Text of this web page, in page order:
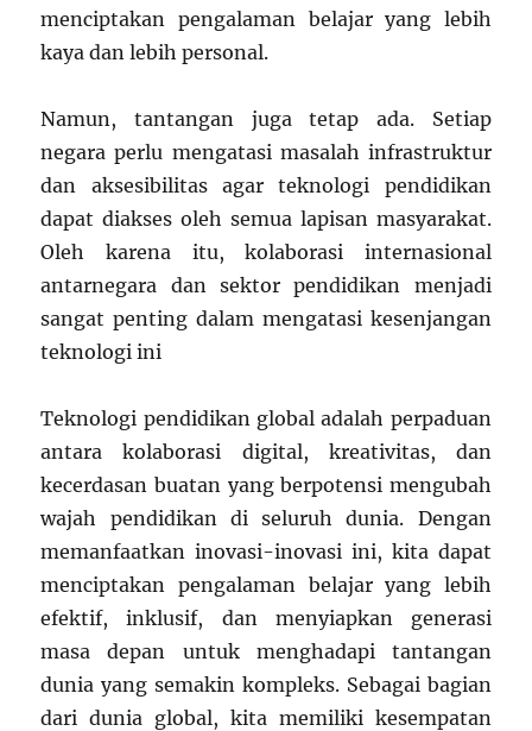
menciptakan pengalaman belajar yang lebih
kaya dan lebih personal.
Namun, tantangan juga tetap ada. Setiap
negara perlu mengatasi masalah infrastruktur
dan aksesibilitas agar teknologi pendidikan
dapat diakses oleh semua lapisan masyarakat.
Oleh karena itu, kolaborasi internasional
antarnegara dan sektor pendidikan menjadi
sangat penting dalam mengatasi kesenjangan
teknologi ini
Teknologi pendidikan global adalah perpaduan
antara kolaborasi digital, kreativitas, dan
kecerdasan buatan yang berpotensi mengubah
wajah pendidikan di seluruh dunia. Dengan
memanfaatkan inovasi-inovasi ini, kita dapat
menciptakan pengalaman belajar yang lebih
efektif, inklusif, dan menyiapkan generasi
masa depan untuk menghadapi tantangan
dunia yang semakin kompleks. Sebagai bagian
dari dunia global, kita memiliki kesempatan